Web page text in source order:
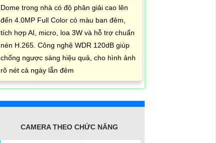
Dome trong nhà có độ phân giải cao lên
đến 4.0MP Full Color có màu ban đêm,
tích hợp AI, micro, loa 3W và hỗ trợ chuẩn
nén H.265. Công nghệ WDR 120dB giúp
chống ngược sáng hiệu quả, cho hình ảnh
rõ nét cả ngày lẫn đêm
CAMERA THEO CHỨC NĂNG